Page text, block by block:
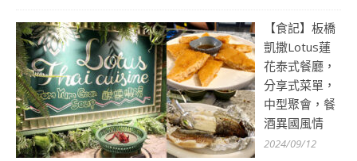
【食記】板橋
凱撒Lotus蓮
花泰式餐廳，
分享式菜單，
中型聚會，餐
酒異國風情
2024/09/12